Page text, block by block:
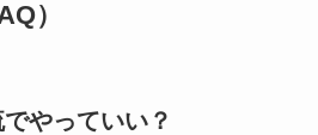
）
やっていい？